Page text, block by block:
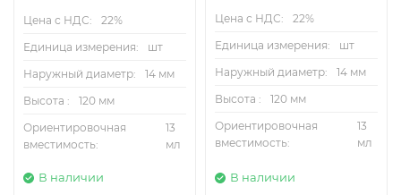
Цена с НДС:
22%
Единица измерения:
шт
Наружный диаметр:
14 мм
Высота :
120 мм
Ориентировочная
вместимость:
13
мл
В наличии
Цена с НДС:
22%
Единица измерения:
шт
Наружный диаметр:
14 мм
Высота :
120 мм
Ориентировочная
вместимость:
13
мл
В наличии